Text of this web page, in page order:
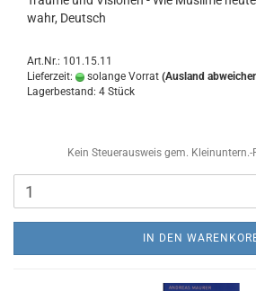
wahr, Deutsch
Art.Nr.: 101.15.11
Lieferzeit:
solange Vorrat (Ausland
Lagerbestand: 4 Stück
Kein Steuerausweis gem. Kleinuntern.-
IN DEN